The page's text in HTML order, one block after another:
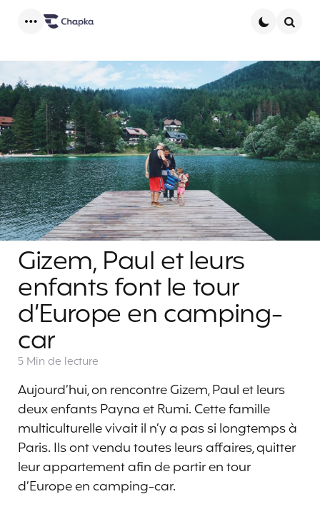
Gizem, Paul et leurs
enfants font le tour
d’Europe en camping-
car
5 Min de lecture
Aujourd’hui, on rencontre Gizem, Paul et leurs
deux enfants Payna et Rumi. Cette famille
multiculturelle vivait il n’y a pas si longtemps à
Paris. Ils ont vendu toutes leurs affaires, quitter
leur appartement afin de partir en tour
d’Europe en camping-car.